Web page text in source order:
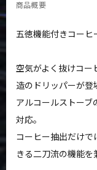
商品概要
五徳機能付きコーヒ
空気がよく抜けコー
造のドリッパーが登
アルコールストーブ
対応。
コーヒー抽出だけで
きる二刀流の機能を